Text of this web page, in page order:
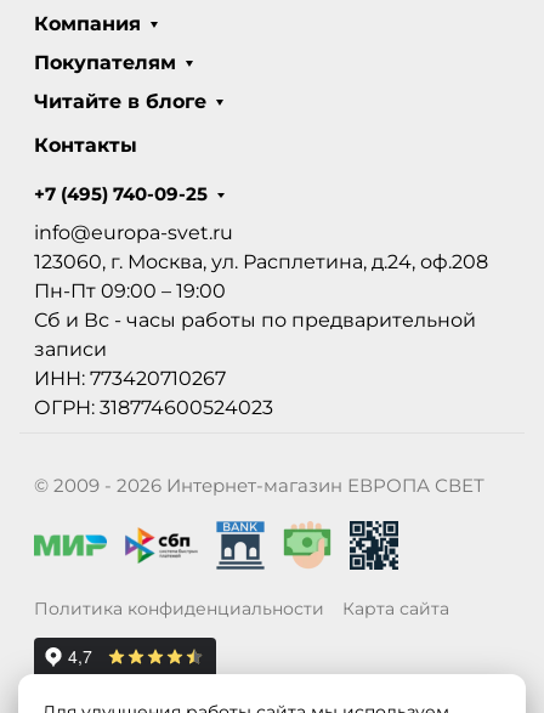
Компания
Покупателям
Читайте в блоге
Контакты
+7 (495) 740-09-25
info@europa-svet.ru
123060, г. Москва, ул. Расплетина, д.24, оф.208
Пн-Пт 09:00 – 19:00
Сб и Вс - часы работы по предварительной
записи
ИНН: 773420710267
ОГРН: 318774600524023
© 2009 - 2026 Интернет-магазин ЕВРОПА СВЕТ
Политика конфиденциальности Карта сайта